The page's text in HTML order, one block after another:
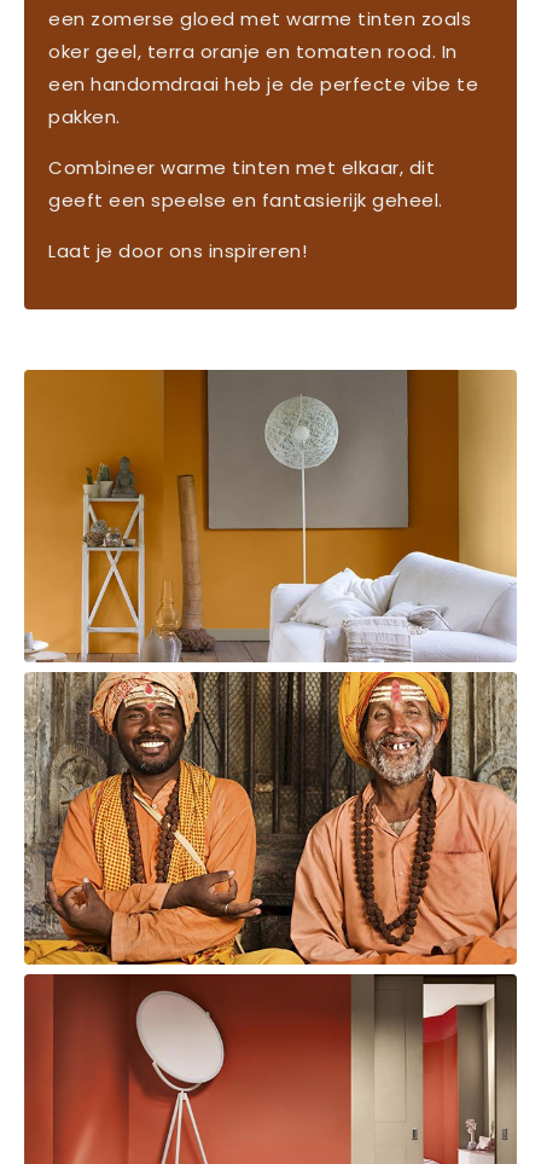
een zomerse gloed met warme tinten zoals
oker geel, terra oranje en tomaten rood. In
een handomdraai heb je de perfecte vibe te
pakken.
Combineer warme tinten met elkaar, dit
geeft een speelse en fantasierijk geheel.
Laat je door ons inspireren!